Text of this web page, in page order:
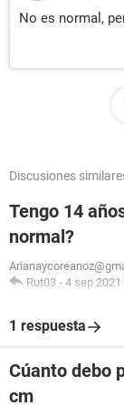
No es normal,
Discusiones
Tengo 14
normal?
Rut03 - 4 sep
1 respuesta
Cúanto debo
cm